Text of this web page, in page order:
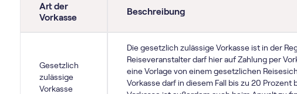
Art der
Vorkasse
Beschreibung
Gesetzlich
zulässige
Vorkasse
Die gesetzlich zulässige Vorkasse ist in der
Reiseveranstalter darf hier auf Zahlung per
eine Vorlage von einem gesetzlichen
Vorkasse darf in diesem Fall bis zu 20